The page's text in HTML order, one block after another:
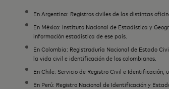
En Argentina: Registros civiles de las distintas
En México: Instituto Nacional de Estadística y
información estadística de ese país.
En Colombia: Registraduría Nacional de Estado
la vida civil e identificación de los colombianos.
En Chile: Servicio de Registro Civil e
En Perú: Registro Nacional de Identificación y